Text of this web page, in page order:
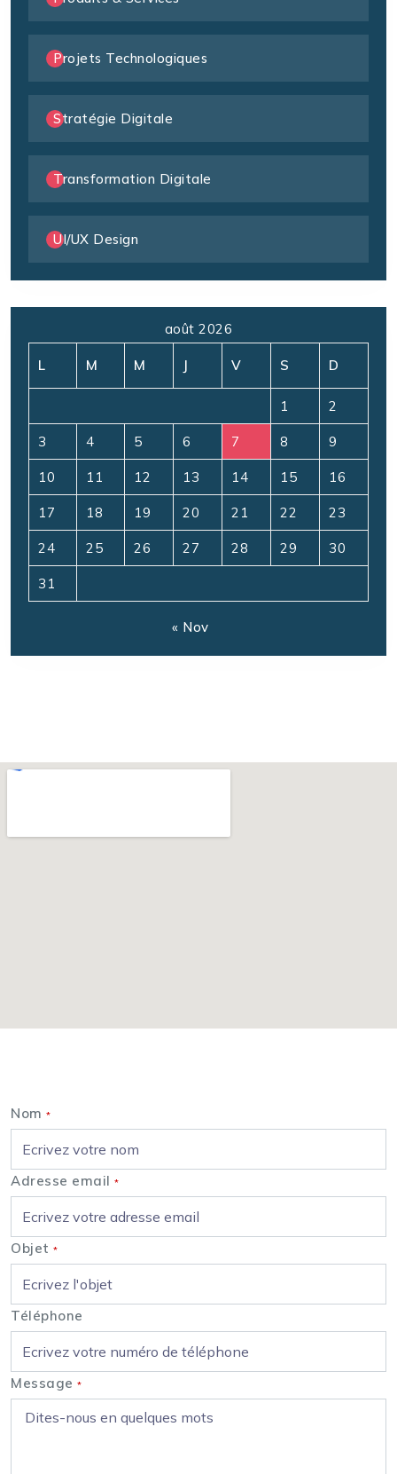
Projets Technologiques
Stratégie Digitale
Transformation Digitale
UI/UX Design
août 2026
L M M J V S D
1 2
3 4 5 6 7 8 9
10 11 12 13 14 15 16
17 18 19 20 21 22 23
24 25 26 27 28 29 30
31
« Nov
Nom *
Adresse email *
Objet *
Téléphone
Message *